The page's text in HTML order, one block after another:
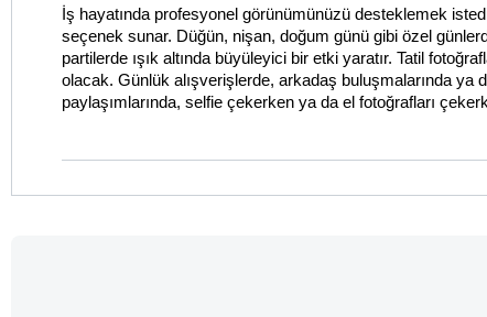
İş hayatında profesyonel görünümünüzü desteklemek
seçenek sunar. Düğün, nişan, doğum günü gibi özel
partilerde ışık altında büyüleyici bir etki yaratır. Tatil
olacak. Günlük alışverişlerde, arkadaş buluşmalarında ya
paylaşımlarında, selfie çekerken ya da el fotoğrafları